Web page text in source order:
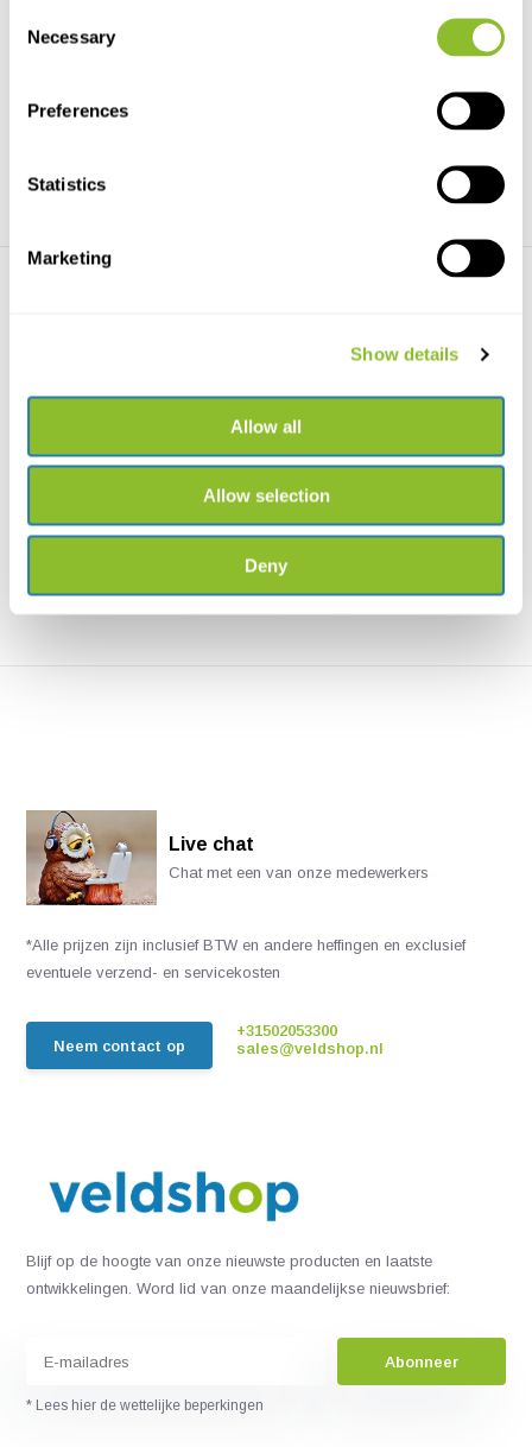
Selection
Necessary
Preferences
Statistics
Marketing
Show details
Allow all
Allow selection
Deny
Pollinators in Crisis
Pollinators in Crisis is a book is
€37,21
Pollination - The Enduring
Nutzpflanzenbestäubung
Wie man den Ertrag von
Nutzpflanzen durch die Fö...
€39,73
Hoverflies of Britain and
Ireland
Hoverflies of Britain and Ireland
is a beautiful...
€29,42
Live chat
Chat met een van onze medewerkers
*Alle prijzen zijn inclusief BTW en andere heffingen en exclusief
eventuele verzend- en servicekosten
Neem contact op
+31502053300
sales@veldshop.nl
Blijf op de hoogte van onze nieuwste producten en laatste
ontwikkelingen. Word lid van onze maandelijkse nieuwsbrief:
Abonneer
* Lees hier de wettelijke beperkingen